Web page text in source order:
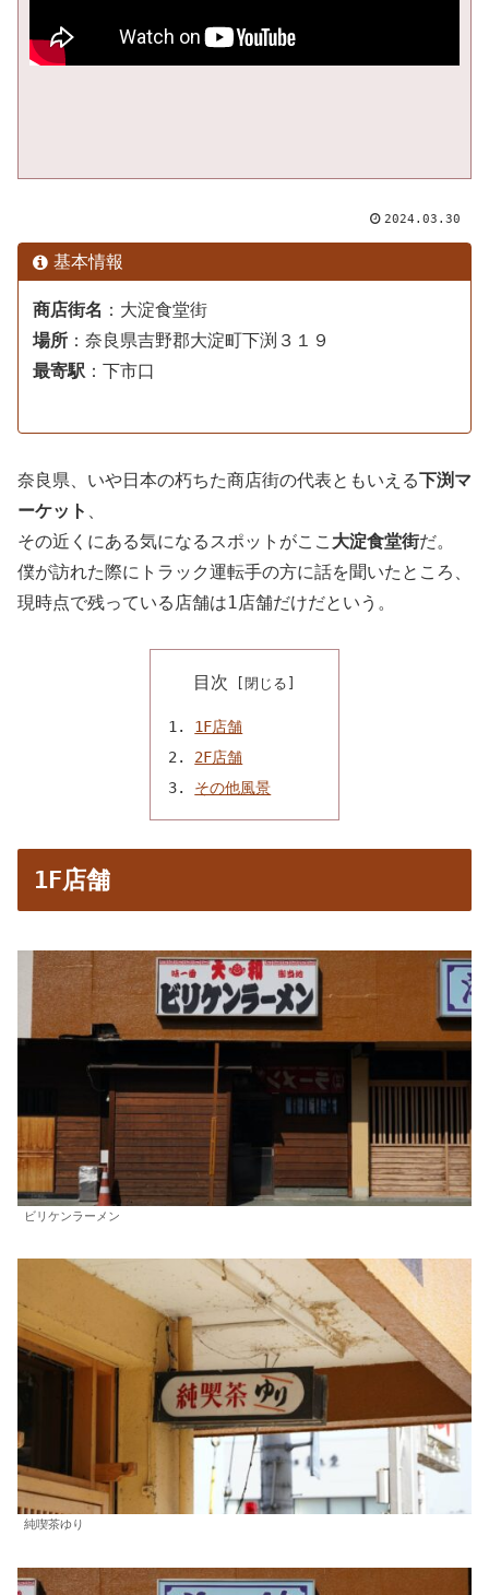
2024.03.30
基本情報
商店街名 ： 大淀食堂街
場所： 奈良県吉野郡大淀町下渕３１９
最寄駅： 下市口
奈良県、いや日本の朽ちた商店街の代表ともいえる下渕マ
ーケット
その近くにある気になるスポットがここ 大淀食堂街だ。
僕が訪れた際にトラック運転手の方に話を聞いたところ、
現時点で残っている店舗は1店舗だけだという。
目次
1F店舗
2F店舗
その他風景
1F店舗
ビリケンラーメン
純喫茶ゆり